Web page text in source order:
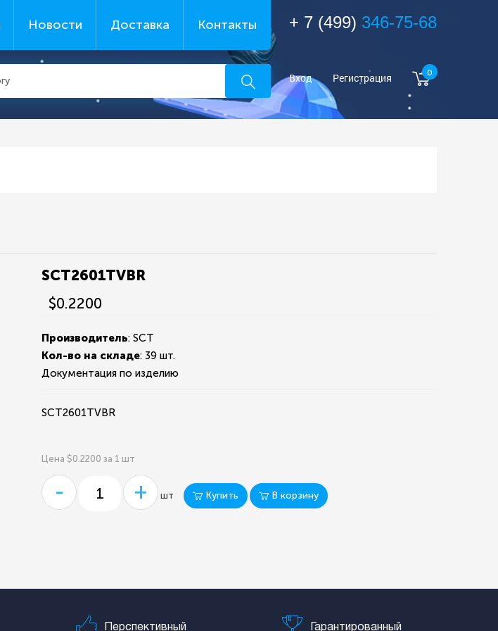
Новости Доставка Контакты + 7 (499) 346-75-68
Вход Регистрация 0
SCT2601TVBR
$0.2200
Производитель: SCT
Кол-во на складе:39 шт.
Документация по изделию
SCT2601TVBR
Цена $0.2200 за 1 шт
- + шт Купить В корзину
Перспективный Гарантированный